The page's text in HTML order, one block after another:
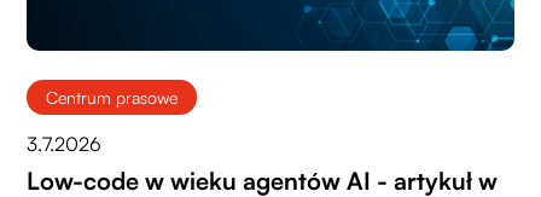
Centrum prasowe
3.7.2026
Low-code w wieku agentów AI - artykuł w